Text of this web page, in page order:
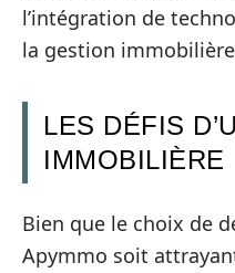
l’intégration de
la gestion
LES DÉFIS
IMMOBILIÈRE
Bien que le choix de
Apymmo soit